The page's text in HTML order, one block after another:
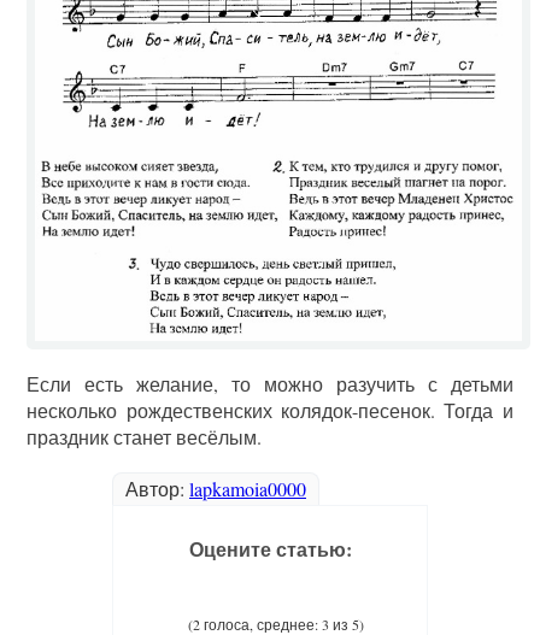
Если есть желание, то можно разучить с детьми
несколько рождественских колядок-песенок. Тогда и
праздник станет весёлым.
Автор: lapkamoia0000
Оцените статью:
(2 голоса, среднее: 3 из 5)